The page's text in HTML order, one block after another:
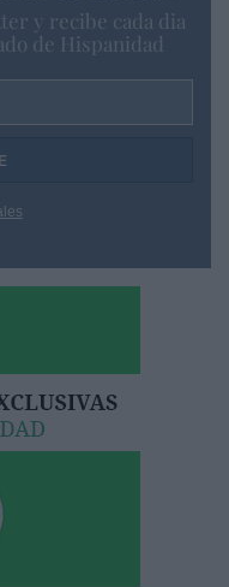
y recibe cada dia
de Hispanidad